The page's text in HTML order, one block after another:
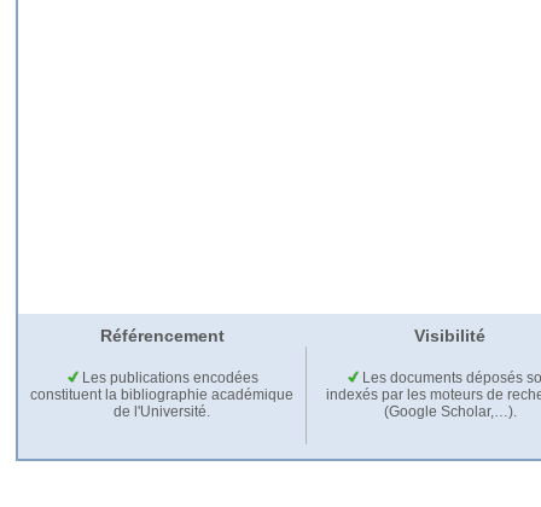
Référencement Visibilité
Les publications encodées
constituent la bibliographie académique
de l'Université.
Les documents déposés
indexés par les moteurs de
(Google Scholar,…).